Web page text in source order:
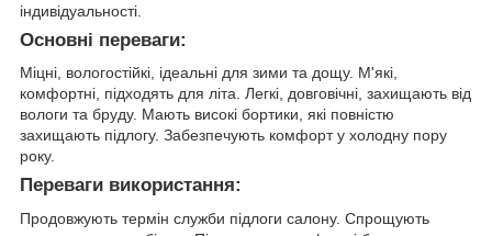
індивідуальності.
Основні переваги:
Міцні, вологостійкі, ідеальні для зими та дощу. М'які,
комфортні, підходять для літа. Легкі, довговічні, захищають від
вологи та бруду. Мають високі бортики, які повністю
захищають підлогу. Забезпечують комфорт у холодну пору
року.
Переваги використання:
Продовжують термін служби підлоги салону. Спрощують